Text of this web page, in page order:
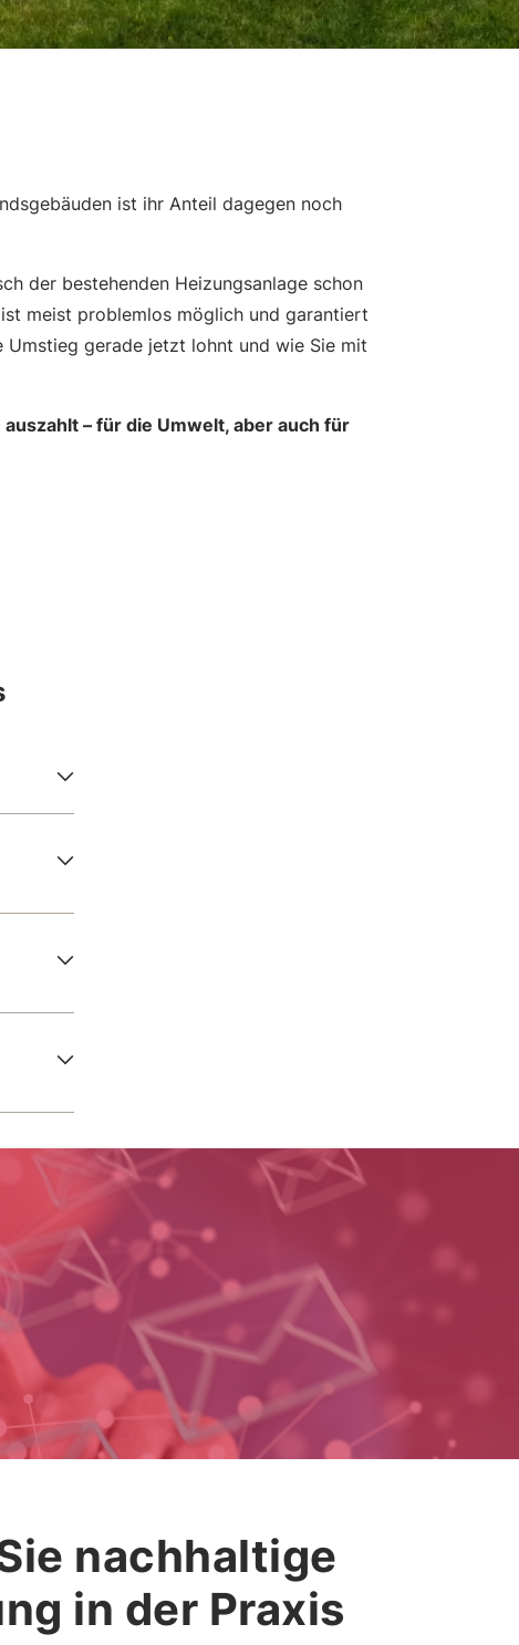
ist ihr Anteil dagegen noch
der bestehenden Heizungsanlage schon
meist problemlos möglich und garantiert
Umstieg gerade jetzt lohnt und wie Sie mit
– für die Umwelt, aber auch für
nachhaltige
in der Praxis